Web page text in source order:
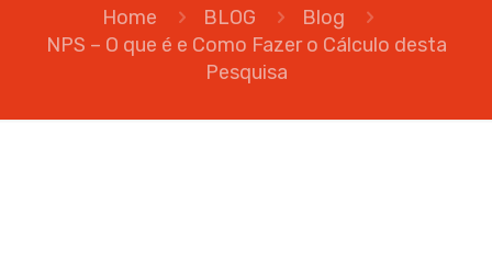
Home BLOG
Blog
NPS – O que é e Como Fazer o Cálculo desta
Pesquisa